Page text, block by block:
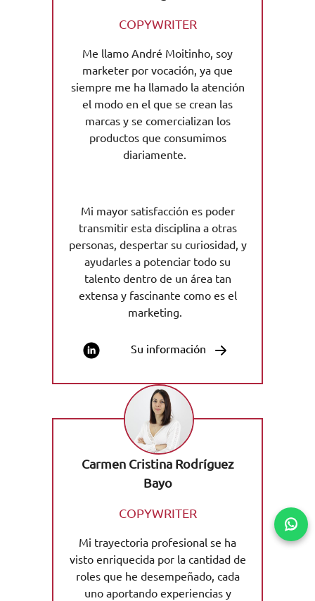
COPYWRITER
Me llamo André Moitinho, soy
marketer por vocación, ya que
siempre me ha llamado la atención
el modo en el que se crean las
marcas y se comercializan los
productos que consumimos
diariamente.
Mi mayor satisfacción es poder
transmitir esta disciplina a otras
personas, despertar su curiosidad, y
ayudarles a potenciar todo su
talento dentro de un área tan
extensa y fascinante como es el
marketing.
Su información
Carmen Cristina Rodríguez
Bayo
COPYWRITER
Mi trayectoria profesional se ha
visto enriquecida por la cantidad de
roles que he desempeñado, cada
uno aportando experiencias y
Solicita información